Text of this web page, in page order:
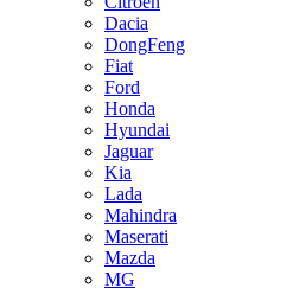
Dacia
DongFeng
Fiat
Ford
Honda
Hyundai
Jaguar
Kia
Lada
Mahindra
Maserati
Mazda
MG